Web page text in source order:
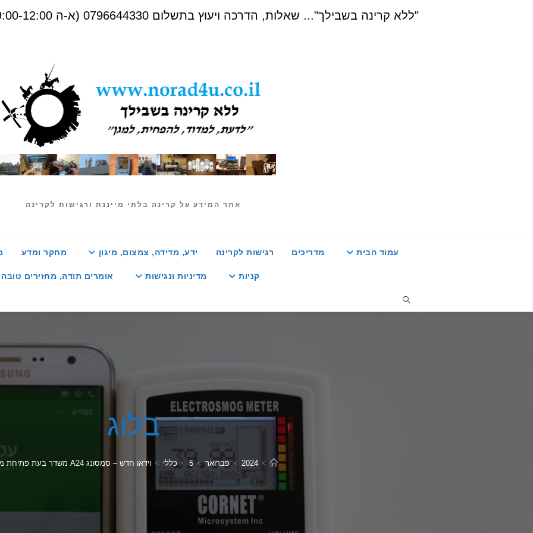
"ללא קרינה בשבילך"... שאלות, הדרכה ויעוץ בתשלום 0796644330 (א-ה 09:00-12:00)
אתר המידע על קרינה בלתי מייננת ורגישות לקרינה
עמוד הבית מדריכים רגישות לקרינה ידע, מדידה, צמצום, מיגון מחקר ומדע
קניות מדיניות ונגישות אומרים תודה, מחזירים
בלוג
>
2024
> פברואר >
5
> כללי > וידאו חדש – סמסונג A24 משדר בעת פתיחת מסך